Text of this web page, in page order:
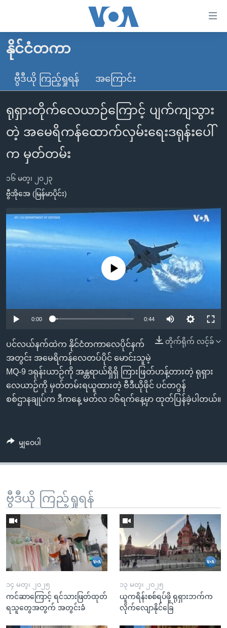
လွယ်ကူ
စေ
သည့်
များ
ပင်မ
အကြောင်းအရာ
ကျော်
ကြည့်
ပင်မ
အ
ညွန်း
သို့
မူလစာမျက်နှာ
မြန်မာ
ကမ္ဘာ့သတင်းများ
နိုင်ငံတကာ
အမေရိကန်
အစ္စရေး-ပါလက်စတိုင်း
ဗွီဒီယို
သတင်းလွတ်လပ်ခွင့်
ရပ်ဝန်းတခု လမ်းတခု အလွန်
အင်္ဂလိပ်စာလေ့လာမယ်
အမေရိကန်သုံးအီဒီယံ
မကြေးမုံရဲ့ အင်္ဂလိပ်စာ
ရုပ်ရှင်ထဲက အင်္ဂလိပ်စာ
သုတပဒေသာ အင်္ဂလိပ်စာ
အပတ်စဉ်ကဏ္ဍများ
ရေဒီယို
တီဗွီ
ရေဒီယိုနှင့်ရုပ်သံ အချက်အလက်များ
ရေဒီယို/တီဗွီအစီအစဉ်
Learning English
ဘာသာစကားများ
နိုင်ငံတကာ
ဗွီဒီယို ကြည့်ရှုရန် အကြောင်း
ရုရှားတိုက်လေယာဉ်ကြောင့် ပျက်ကျသွား
တဲ့ အမေရိကန်ထောက်လှမ်းရေးဒရုန်းပေါ်
က မှတ်တမ်း
၁၆ မတ္၊ ၂၀၂၃
ဗွီအိုအေ (မြန်မာပိုင်း)
No media source currently available
0:00 0:44
တိုက်ရိုက် လင့်ခ်
ပင်လယ်နက်ထဲက နိုင်ငံတကာလေပိုင်နက်
အတွင်း အမေရိကန်လေတပ်ပိုင် မောင်းသူမဲ့
MQ-9 ဒရုန်းယာဉ်ကို အန္တရာယ်ရှိရှိ ကြားဖြတ်ဟန့်တားတဲ့ ရုရှား
လေယာဉ်ကို မှတ်တမ်းရယူထားတဲ့ ဗီဒီယိုဖိုင် ပင်တဂွန်
စစ်ဌာနချုပ်က ဒီကနေ့ မတ်လ ၁၆ရက်နေ့မှာ ထုတ်ပြန်ခဲ့ပါတယ်။
မျှဝေပါ
ဗွီဒီယို ကြည့်ရှုရန်
၁၄ မတ္၊ ၂၀၂၅
ကင်ဆာကြောင့် ရင်သားဖြတ်ထုတ်
ရသူတွေအတွက် အတွင်းခံ
၁၃ မတ္၊ ၂၀၂၅
ယူကရိန်းစစ်ရပ်ဖို့ ရုရှားဘက်က
လိုက်လျောနိုင်ခြေ